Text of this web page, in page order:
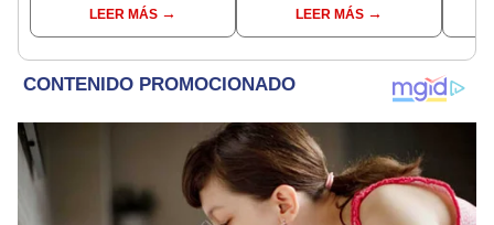
veranos más fríos de la
historia: sigue bajo
LEER MÁS
América Latina invertirá
US$3.000 millones en el
LEER MÁS